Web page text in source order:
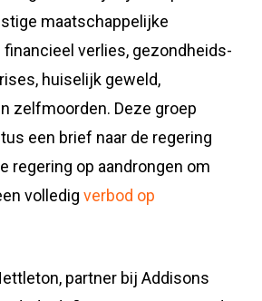
maatschappelijke
verlies, gezondheids-
huiselijk geweld,
zelfmoorden. Deze groep
een brief naar de regering
regering op aandrongen om
volledig verbod op
partner bij Addisons